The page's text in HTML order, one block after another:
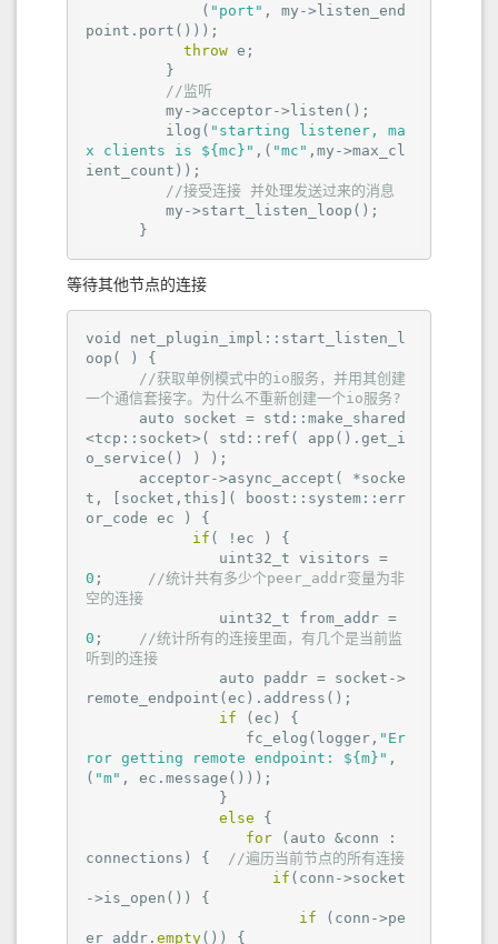
             (
"port" , my->listen_end
point.port()));
throw e;
//监听
         ilog(
"starting listener, ma
x clients is ${mc}" ,( "mc" ,my->max_cl
ient_count));
//接受连接 并处理发送过来的消息
      }
等待其他节点的连接
void net_plugin_impl::start_listen_l
oop( ) {
//获取单例模式中的io服务，并用其创建
<tcp::socket>( std::ref( app().get_i
o_service() ) );
t, [socket,this]( boost::system::err
or_code ec ) {
if ( !ec ) {
0 ;
//统计共有多少个peer_addr变量为非
空的连接
0 ;
//统计所有的连接里面，有几个是当前监
听到的连接
remote_endpoint(ec).address();
if (ec) {
                  fc_elog(logger,
"Er
ror getting remote endpoint: ${m}" ,
( "m" , ec.message()));
else {
for (auto &conn :
connections) {
//遍历当前节点的所有连接
if (conn->socket
->is_open()) {
if (conn->pe
er_addr. empty()) {